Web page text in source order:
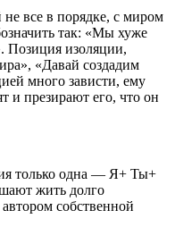
все в порядке, с миром
так: «Мы хуже
Позиция изоляции,
«Давай создадим
много зависти, ему
и презирают его, что он
только одна — Я+ Ты+
жить долго
собственной